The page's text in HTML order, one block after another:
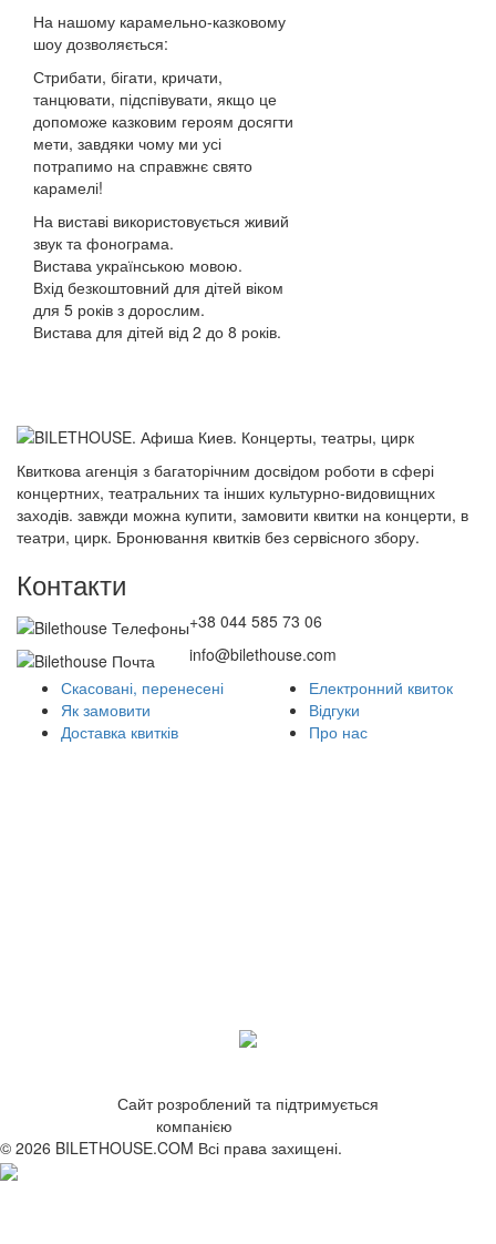
На нашому карамельно-казковому
шоу дозволяється:
Стрибати, бігати, кричати,
танцювати, підспівувати, якщо це
допоможе казковим героям досягти
мети, завдяки чому ми усі
потрапимо на справжнє свято
карамелі!
На виставі використовується живий
звук та фонограма.
Вистава українською мовою.
Вхід безкоштовний для дітей віком
для 5 років з дорослим.
Вистава для дітей від 2 до 8 років.
Квиткова агенція з багаторічним досвідом роботи в сфері
концертних, театральних та інших культурно-видовищних
заходів. завжди можна купити, замовити квитки на концерти, в
театри, цирк. Бронювання квитків без сервісного збору.
Контакти
+38 044 585 73 06
info@bilethouse.com
Скасовані, перенесені
Як замовити
Доставка квитків
Електронний квиток
Відгуки
Про нас
Сайт розроблений та підтримується
компанією
© 2026 BILETHOUSE.COM Всі права захищені.